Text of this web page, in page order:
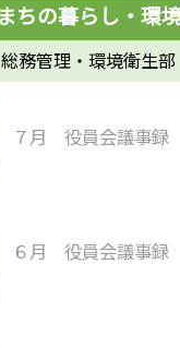
総務管理・環境衛生部
７月 役員会議事録
６月 役員会議事録